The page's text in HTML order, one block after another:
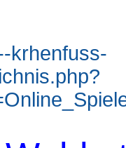
krhenfuss-